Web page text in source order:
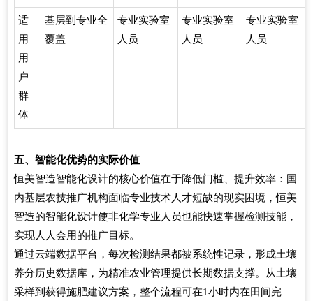
适
用
用
户
群
体
基层到专业全
覆盖
专业实验室
人员
专业实验室
人员
专业实验室
人员
五、智能化优势的实际价值
恒美智造智能化设计的核心价值在于降低门槛、提升效率：国
内基层农技推广机构面临专业技术人才短缺的现实困境，恒美
智造的智能化设计使非化学专业人员也能快速掌握检测技能，
实现人人会用的推广目标。
通过云端数据平台，每次检测结果都被系统性记录，形成土壤
养分历史数据库，为精准农业管理提供长期数据支撑。从土壤
采样到获得施肥建议方案，整个流程可在1小时内在田间完